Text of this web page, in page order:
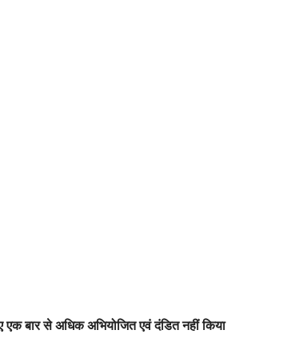
बार से अधिक अभियोजित एवं दंडित नहीं किया